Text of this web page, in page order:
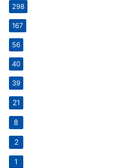
298
167
56
40
39
21
8
2
1